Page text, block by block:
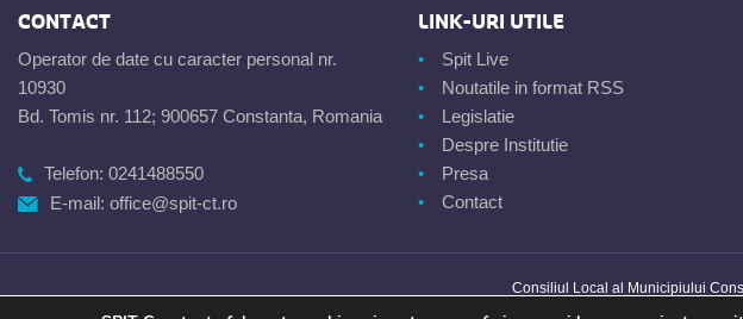
CONTACT
Operator de date cu caracter personal nr.
10930
Bd. Tomis nr. 112; 900657 Constanta, Romania
Telefon: 0241488550
E-mail: office@spit-ct.ro
LINK-URI UTILE
Spit Live
Noutatile in format RSS
Legislatie
Despre Institutie
Presa
Contact
Consiliul Local al Municipiului